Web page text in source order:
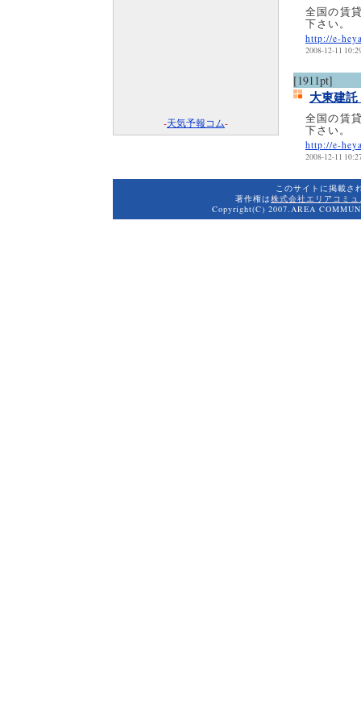
全国の賃
下さい。
http://e-
2008-12-11
[1911pt]
大東建
全国の賃
下さい。
http://e-
2008-12-11
-天気予報コム-
このサイトに掲載さ
著作権は株式会社エリアコミ
Copyright(C) 2007.AREA